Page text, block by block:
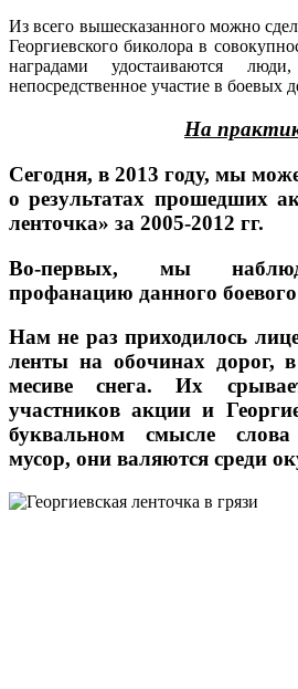
Из всего вышесказанного можно
Георгиевского биколора в
наградами удостаиваются
непосредственное участие в боевых
На
Сегодня, в 2013 году, мы
о результатах прошедших
ленточка» за 2005-2012 гг.
Во-первых, мы
профанацию данного
Нам не раз приходилось
ленты на обочинах дорог,
месиве снега. Их
участников акции и
буквальном смысле
мусор, они валяются среди